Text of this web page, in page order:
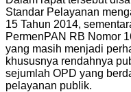
Standar Pelayanan
15 Tahun 2014,
PermenPAN RB Nomor
yang masih menjadi
khususnya rendahnya
sejumlah OPD yang
pelayanan publik.